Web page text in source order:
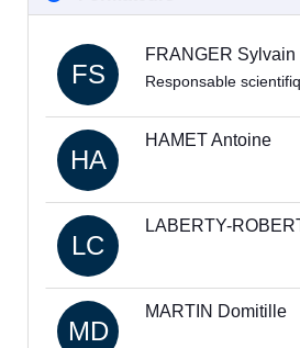
FS
FRANGER Sylvain
Responsable
HA
HAMET Antoine
LC
LABERTY-
MD
MARTIN Domitille